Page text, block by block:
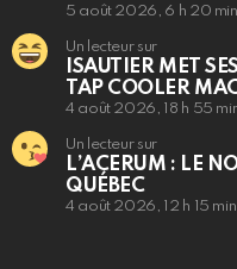
5 août 2026, 6 h 20 min
Un lecteur sur
ISAUTIER MET
TAP COOLER
4 août 2026, 18 h 55
Un lecteur sur
L’ACERUM : LE
QUÉBEC
4 août 2026, 12 h 15 min